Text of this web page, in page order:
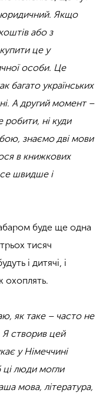
Якщо
або з
це у
особи. Це
багато українських
А другий момент –
робити, ні куди
знаємо дві мови
в книжкових
швидше і
буде ще одна
тисяч
і дитячі, і
охоплять.
як таке – часто не
Я створив цей
у Німеччині
ці люди могли
мова, література,